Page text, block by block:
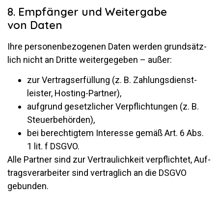
8. Empfänger und Weitergabe
von Daten
Ihre per­so­nen­be­zo­genen Daten werden grund­sätz­
lich nicht an Dritte wei­ter­ge­geben – außer:
zur Ver­trags­er­fül­lung (z. B. Zah­lungs­dienst­
leister, Hosting-Partner),
auf­grund ge­setz­li­cher Ver­pflich­tungen (z. B.
Steuerbehörden),
bei be­rech­tigtem In­ter­esse gemäß Art. 6 Abs.
1 lit. f DSGVO.
Alle Partner sind zur Ver­trau­lich­keit ver­pflichtet, Auf­
trags­ver­ar­beiter sind ver­trag­lich an die DSGVO
gebunden.